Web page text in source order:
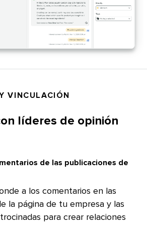
VINCULACIÓN​​
líderes de opinión
de las publicaciones de
a los comentarios en las
la página de tu empresa y las
para crear relaciones